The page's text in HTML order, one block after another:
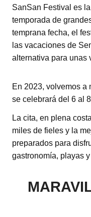
SanSan Festival es
temporada de
temprana fecha, el
las vacaciones de
alternativa para unas
En 2023, volvemos a
se celebrará del 6 al
La cita, en plena
miles de fieles y la
preparados para
gastronomía, playas